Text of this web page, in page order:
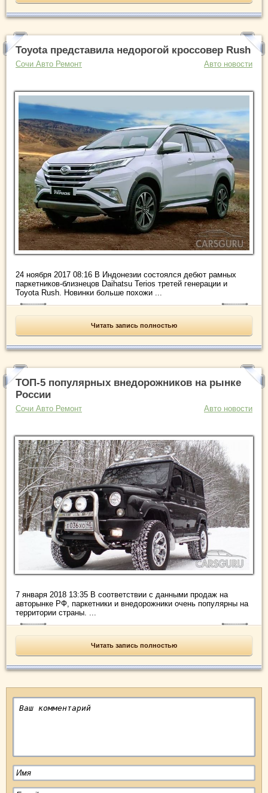
Toyota представила недорогой кроссовер Rush
Сочи Авто Ремонт Авто новости
24 ноября 2017 08:16 В Индонезии состоялся дебют рамных
паркетников-близнецов Daihatsu Terios третей генерации и
Toyota Rush. Новинки больше похожи ...
Читать запись полностью
ТОП-5 популярных внедорожников на рынке
России
Сочи Авто Ремонт Авто новости
7 января 2018 13:35 В соответствии с данными продаж на
авторынке РФ, паркетники и внедорожники очень популярны на
территории страны. ...
Читать запись полностью